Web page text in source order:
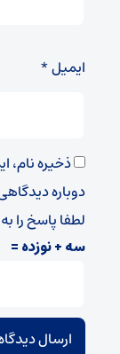
ایمیل*
ذخیره نام،
دوباره
لطفا پاسخ را
سه + نوزده =